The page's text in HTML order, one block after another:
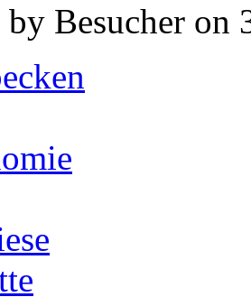
Besucher on